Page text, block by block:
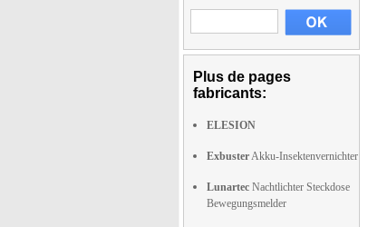
Plus de pages
fabricants:
ELESION
ExbusterAkku-Insektenvernichter
Lunartec Nachtlichter Steckdose
Bewegungsmelder